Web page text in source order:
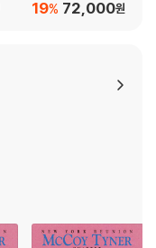
72,000원
19%